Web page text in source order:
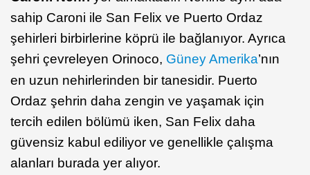
sahip Caroni ile San Felix ve Puerto Ordaz
şehirleri birbirlerine köprü ile bağlanıyor. Ayrıca
şehri çevreleyen Orinoco, Güney Amerika’nın
en uzun nehirlerinden bir tanesidir. Puerto
Ordaz şehrin daha zengin ve yaşamak için
tercih edilen bölümü iken, San Felix daha
güvensiz kabul ediliyor ve genellikle çalışma
alanları burada yer alıyor.